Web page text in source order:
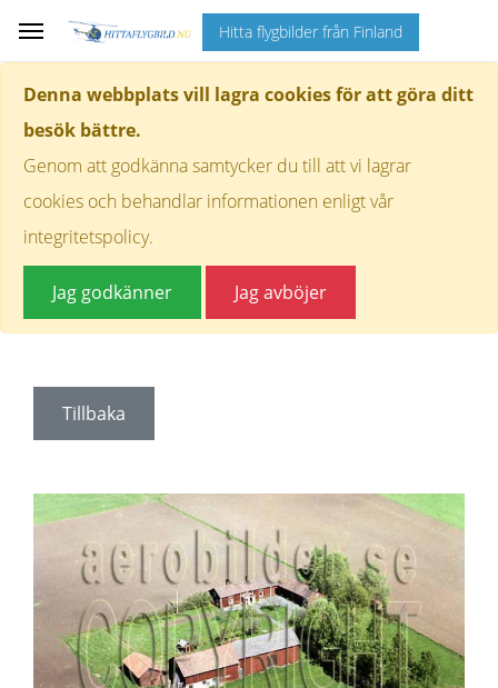
Denna webbplats vill lagra cookies för att göra ditt
besök bättre.
Genom att godkänna samtycker du till att vi lagrar
cookies och behandlar informationen enligt vår
integritetspolicy.
Jag godkänner Jag avböjer
Hitta flygbilder från Finland
Tillbaka